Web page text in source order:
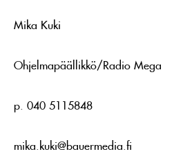
Mika Kuki
Ohjelmapäällikkö/Radio Mega
p. 040 5115848
mika.kuki@bauermedia.fi